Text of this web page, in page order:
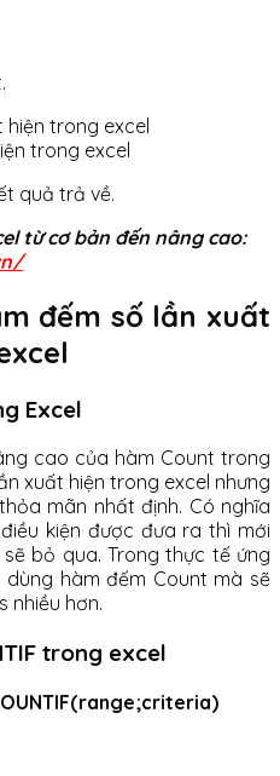
trong excel
quả trả về.
từ cơ bản đến nâng cao:
đếm số lần xuất
Excel
cao của hàm Count trong
xuất hiện trong excel nhưng
mãn nhất định. Có nghĩa
kiện được đưa ra thì mới
bỏ qua. Trong thực tế ứng
hàm đếm Count mà sẽ
nhiều hơn.
trong excel